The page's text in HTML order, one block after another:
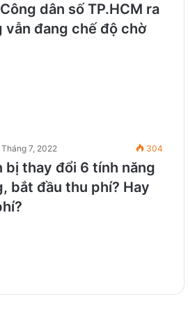
dân số TP.HCM ra
vẫn đang chế độ chờ
Tháng 7, 2022 304
bị thay đổi 6 tính năng
bắt đầu thu phí? Hay